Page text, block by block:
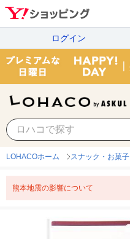
ログイン
LOHACOホーム スナック・お菓子
熊本地震の影響について